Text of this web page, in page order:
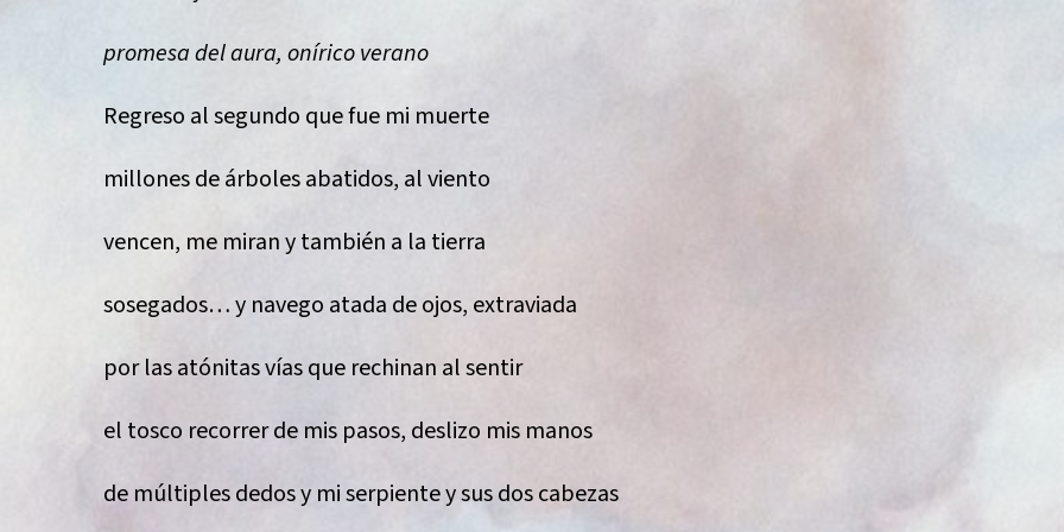
promesa del aura, onírico verano
Regreso al segundo que fue mi muerte
millones de árboles abatidos, al viento
vencen, me miran y también a la tierra
sosegados… y navego atada de ojos, extraviada
por las atónitas vías que rechinan al sentir
el tosco recorrer de mis pasos, deslizo mis manos
de múltiples dedos y mi serpiente y sus dos cabezas